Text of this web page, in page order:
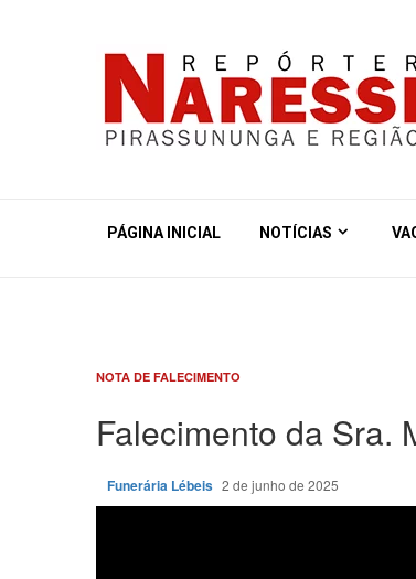
PÁGINA INICIAL NOTÍCIAS
NOTA DE FALECIMENTO
Falecimento da Sra.
Funerária Lébeis 2 de junho de 2025